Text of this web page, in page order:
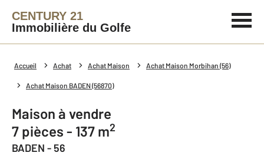
CENTURY 21
Immobilière du Golfe
Accueil Achat Achat Maison Achat Maison Morbihan (56)
Achat Maison BADEN (56870)
Maison à vendre
7 pièces - 137 m2
BADEN - 56